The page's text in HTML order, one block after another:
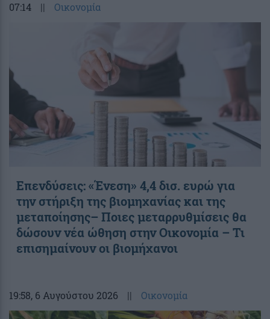
07:14 || Οικονομία
Επενδύσεις: «Ένεση» 4,4 δισ. ευρώ για
την στήριξη της βιομηχανίας και της
μεταποίησης– Ποιες μεταρρυθμίσεις θα
δώσουν νέα ώθηση στην Οικονομία – Τι
επισημαίνουν οι βιομήχανοι
19:58, 6 Αυγούστου 2026 || Οικονομία